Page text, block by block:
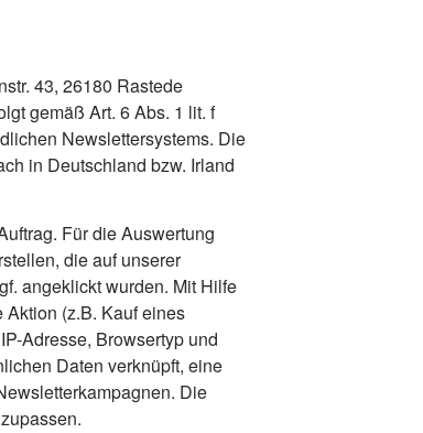
43, 26180 Rastede
gemäß Art. 6 Abs. 1 lit. f
Newslettersystems. Die
in Deutschland bzw. Irland
Für die Auswertung
die auf unserer
angeklickt wurden. Mit Hilfe
(z.B. Kauf eines
Adresse, Browsertyp und
Daten verknüpft, eine
Die